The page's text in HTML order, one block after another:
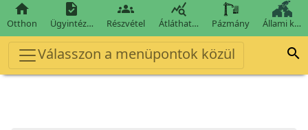

Otthon

Ügyintéz…

Részvétel

Átláthat… Pázmány Állami k…
Válasszon a menüpontok közül 